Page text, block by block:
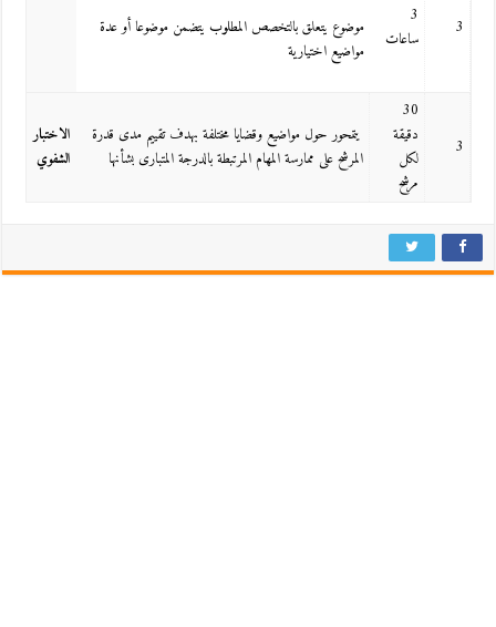
3
3
ساعات
موضوع يتعلق بالتخصص المطلوب يتضمن موضوعا أو عدة
مواضيع اختيارية
3
30
دقيقة
لكل
مرشح
يتمحور حول مواضيع وقضايا مختلفة بهدف تقييم مدى قدرة
المرشح على ممارسة المهام المرتبطة بالدرجة المتبارى بشأنها
الاختبار
الشفوي